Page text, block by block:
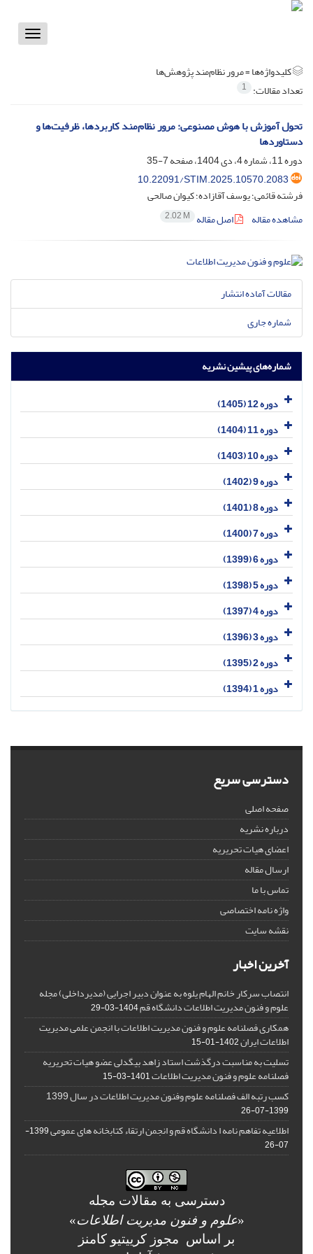
Toggle
کلیدواژه‌ها =مرور نظام‌مند پژوهش‌ها
تعداد مقالات: 1
تحول آموزش با هوش مصنوعی: مرور نظام‌مند کاربردها، ظرفیت‌ها و
دستاوردها
دوره 11، شماره 4، دی 1404، صفحه
7-35
10.22091/STIM.2025.10570.2083
فرشته قائمی؛ یوسف آقازاده؛ کیوان صالحی
مشاهده مقاله
اصل مقاله 2.02 M
مقالات آماده انتشار
شماره جاری
شماره‌های پیشین نشریه
دوره 12 (1405)
دوره 11 (1404)
دوره 10 (1403)
دوره 9 (1402)
دوره 8 (1401)
دوره 7 (1400)
دوره 6 (1399)
دوره 5 (1398)
دوره 4 (1397)
دوره 3 (1396)
دوره 2 (1395)
دوره 1 (1394)
دسترسی سریع
صفحه اصلی
درباره نشریه
اعضای هیات تحریریه
ارسال مقاله
تماس با ما
واژه نامه اختصاصی
نقشه سایت
آخرین اخبار
انتصاب سرکار خانم الهام یلوه به عنوان دبیر اجرایی (مدیرداخلی) مجله
علوم و فنون مدیریت اطلاعات دانشگاه قم1404-03-29
همکاری فصلنامه علوم و فنون مدیریت اطلاعات با انجمن علمی مدیریت
اطلاعات ایران1402-01-15
تسلیت به مناسبت درگذشت استاد زاهد بیگدلی عضو هیات تحریریه
فصلنامه علوم و فنون مدیریت اطلاعات1401-03-15
کسب رتبه الف فصلنامه علوم وفنون مدیریت اطلاعات در سال 1399
1399-07-26
اطلاعیه تفاهم نامه ا دانشگاه قم و انجمن ارتقاء کتابخانه های عمومی
1399-
07-26
دسترسی به مقالات مجله
«علوم و فنون مدیریت اطلاعات»
بر اساس مجوز کرییتیو کامنز